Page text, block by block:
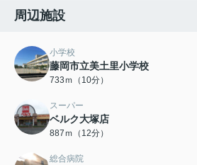
周辺施設
小学校
藤岡市立美土里小学校
733ｍ（10分）
スーパー
ベルク大塚店
887ｍ（12分）
総合病院